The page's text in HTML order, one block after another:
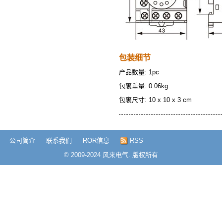
包装细节
产品数量: 1pc
包裹重量: 0.06kg
包裹尺寸: 10 x 10 x 3 cm
公司简介 联系我们 ROR信息
RSS
© 2009-2024 风来电气. 版权所有